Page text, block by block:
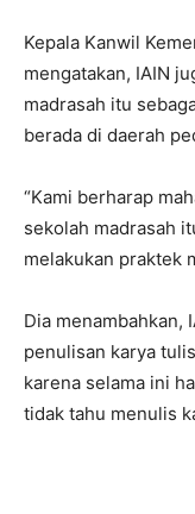
Kepala Kanwil
mengatakan, IAIN
madrasah itu
berada di daerah
“Kami berharap
sekolah madrasah
melakukan praktek
Dia menambahkan,
penulisan karya
karena selama ini
tidak tahu menulis